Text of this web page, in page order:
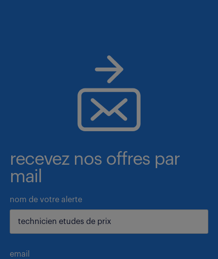
recevez nos offres par
mail
nom de votre alerte
email